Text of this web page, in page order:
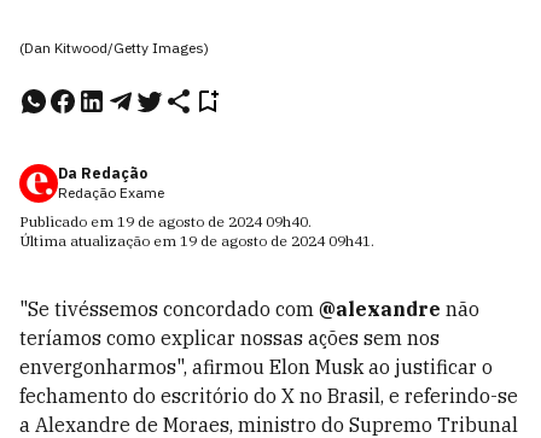
(Dan Kitwood/Getty Images)
Da Redação
Redação Exame
Publicado em 19 de agosto de 2024 09h40.
Última atualização em 19 de agosto de 2024 09h41.
"Se tivéssemos concordado com @alexandre não
teríamos como explicar nossas ações sem nos
envergonharmos", afirmou Elon Musk ao justificar o
fechamento do escritório do X no Brasil, e referindo-se
a Alexandre de Moraes, ministro do Supremo Tribunal